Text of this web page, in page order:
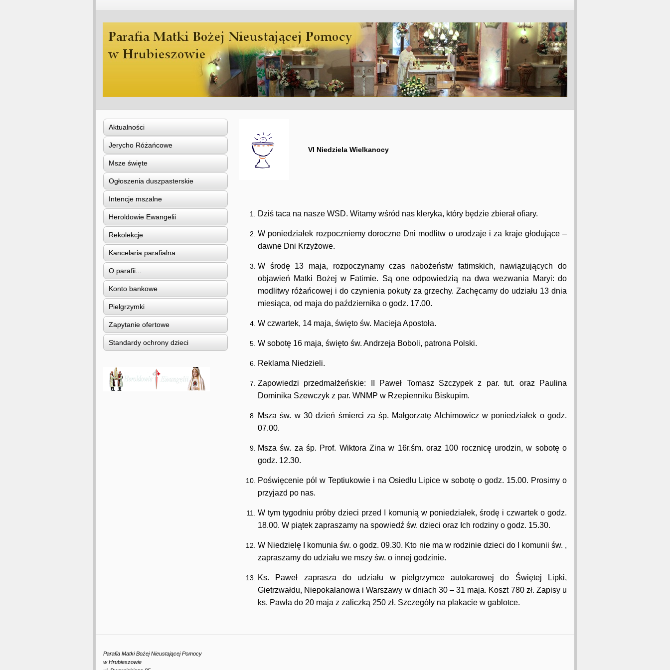
Aktualności
Jerycho Różańcowe
Msze święte
Ogłoszenia duszpasterskie
Intencje mszalne
Heroldowie Ewangelii
Rekolekcje
Kancelaria parafialna
O parafii...
Konto bankowe
Pielgrzymki
Zapytanie ofertowe
Standardy ochrony dzieci
VI Niedziela Wielkanocy
Dziś taca na nasze WSD. Witamy wśród nas kleryka, który będzie zbierał ofiary.
W poniedziałek rozpoczniemy doroczne Dni modlitw o urodzaje i za kraje głodujące –
dawne Dni Krzyżowe.
W środę 13 maja, rozpoczynamy czas nabożeństw fatimskich, nawiązujących do
objawień Matki Bożej w Fatimie. Są one odpowiedzią na dwa wezwania Maryi: do
modlitwy różańcowej i do czynienia pokuty za grzechy. Zachęcamy do udziału 13 dnia
miesiąca, od maja do października o godz. 17.00.
W czwartek, 14 maja, święto św. Macieja Apostoła.
W sobotę 16 maja, święto św. Andrzeja Boboli, patrona Polski.
Reklama Niedzieli.
Zapowiedzi przedmałżeńskie: II Paweł Tomasz Szczypek z par. tut. oraz Paulina
Dominika Szewczyk z par. WNMP w Rzepienniku Biskupim.
Msza św. w 30 dzień śmierci za śp. Małgorzatę Alchimowicz w poniedziałek o godz.
07.00.
Msza św. za śp. Prof. Wiktora Zina w 16r.śm. oraz 100 rocznicę urodzin, w sobotę o
godz. 12.30.
Poświęcenie pól w Teptiukowie i na Osiedlu Lipice w sobotę o godz. 15.00. Prosimy o
przyjazd po nas.
W tym tygodniu próby dzieci przed I komunią w poniedziałek, środę i czwartek o godz.
18.00. W piątek zapraszamy na spowiedź św. dzieci oraz Ich rodziny o godz. 15.30.
W Niedzielę I komunia św. o godz. 09.30. Kto nie ma w rodzinie dzieci do I komunii św. ,
zapraszamy do udziału we mszy św. o innej godzinie.
Ks. Paweł zaprasza do udziału w pielgrzymce autokarowej do Świętej Lipki,
Gietrzwałdu, Niepokalanowa i Warszawy w dniach 30 – 31 maja. Koszt 780 zł. Zapisy u
ks. Pawła do 20 maja z zaliczką 250 zł. Szczegóły na plakacie w gablotce.
Parafia Matki Bożej Nieustającej Pomocy
w Hrubieszowie